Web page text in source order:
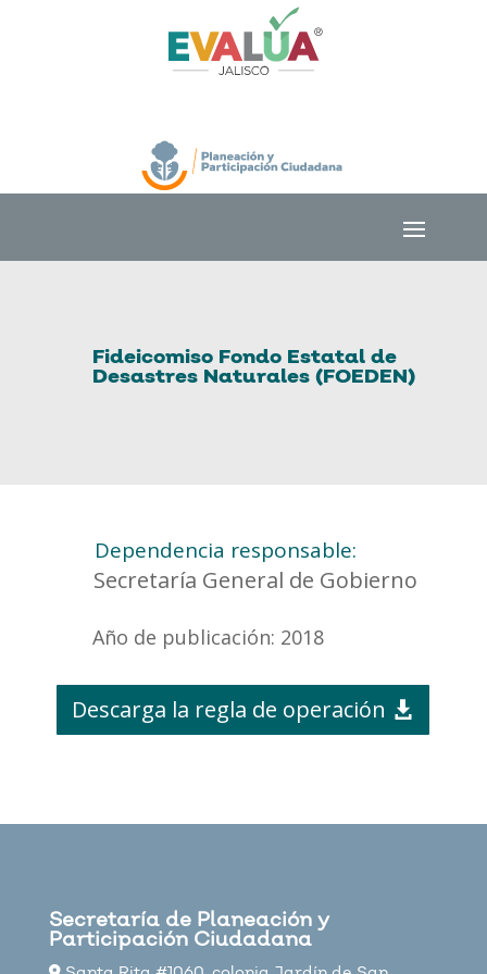
Fideicomiso Fondo Estatal de
Desastres Naturales (FOEDEN)
Dependencia responsable:
Secretaría General de Gobierno
Año de publicación: 2018
Descarga la regla de operación
Secretaría de Planeación y
Participación Ciudadana